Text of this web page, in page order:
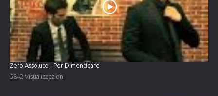
Zero Assoluto - Per Dimenticare
5842 Visualizzazioni